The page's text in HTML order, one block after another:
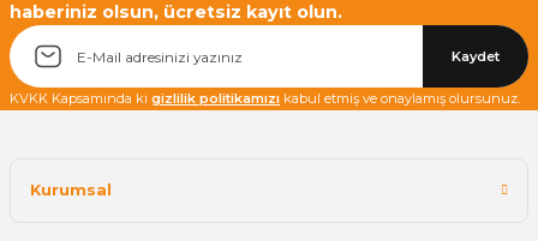
Yetkiliye Gönder
haberiniz olsun, ücretsiz kayıt olun.
Kaydet
KVKK Kapsamında ki gizlilik politikamızı kabul etmiş ve onaylamış olursunuz.
Kurumsal